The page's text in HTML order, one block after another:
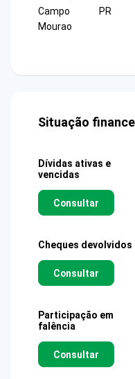
Campo
Mourao
PR
Situação
Dívidas ativas e
vencidas
Consultar
Cheques devolvidos
Consultar
Participação em
falência
Consultar